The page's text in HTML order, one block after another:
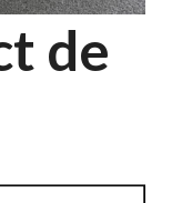
de